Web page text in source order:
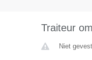
Traiteur
Niet